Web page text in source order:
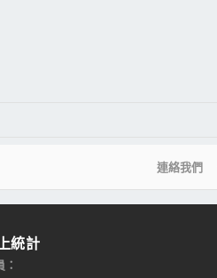
連絡我們
統計